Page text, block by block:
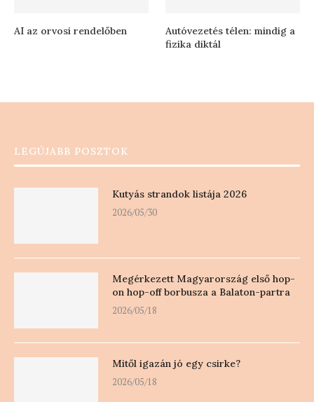
AI az orvosi rendelőben
Autóvezetés télen: mindig a
fizika diktál
LEGÚJABB POSZTOK
Kutyás strandok listája 2026
2026/05/30
Megérkezett Magyarország első hop-
on hop-off borbusza a Balaton-partra
2026/05/18
Mitől igazán jó egy csirke?
2026/05/18